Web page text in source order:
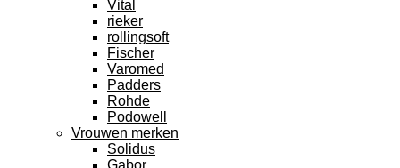
Vital
rieker
rollingsoft
Fischer
Varomed
Padders
Rohde
Podowell
Vrouwen merken
Solidus